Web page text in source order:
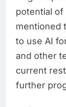
potential of
mentioned
to use AI
and other
current
further